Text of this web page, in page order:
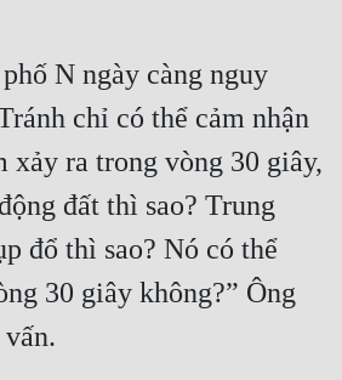
N ngày càng nguy
chỉ có thể cảm nhận
xảy ra trong vòng 30 giây,
đất thì sao? Trung
đổ thì sao? Nó có thể
30 giây không?” Ông